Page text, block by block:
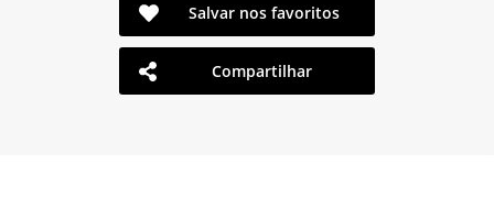
Salvar nos favoritos
Compartilhar